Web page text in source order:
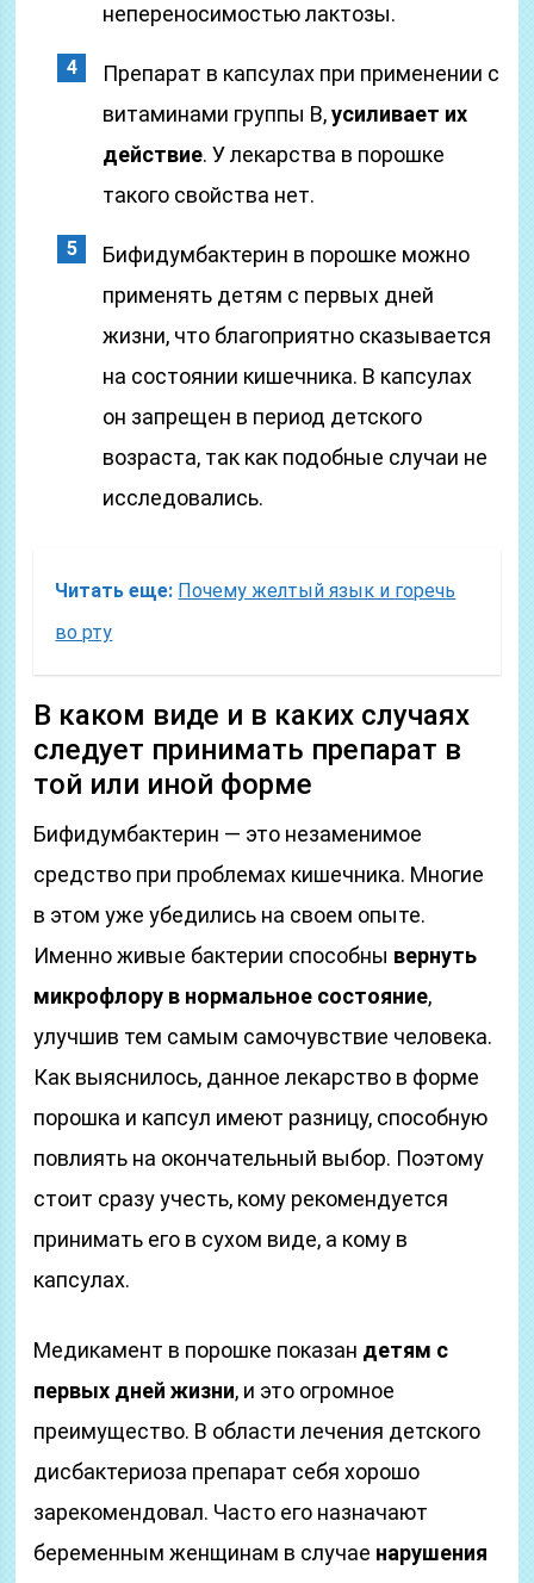
непереносимостью лактозы.
Препарат в капсулах при применении с
витаминами группы В,усиливает их
действие. У лекарства в порошке
такого свойства нет.
Бифидумбактерин в порошке можно
применять детям с первых дней
жизни, что благоприятно сказывается
на состоянии кишечника. В капсулах
он запрещен в период детского
возраста, так как подобные случаи не
исследовались.
Читать еще: Почему желтый язык и горечь
во рту
В каком виде и в каких случаях
следует принимать препарат в
той или иной форме
Бифидумбактерин — это незаменимое
средство при проблемах кишечника. Многие
в этом уже убедились на своем опыте.
Именно живые бактерии способны вернуть
микрофлору в нормальное состояние,
улучшив тем самым самочувствие человека.
Как выяснилось, данное лекарство в форме
порошка и капсул имеют разницу, способную
повлиять на окончательный выбор. Поэтому
стоит сразу учесть, кому рекомендуется
принимать его в сухом виде, а кому в
капсулах.
Медикамент в порошке показан детям с
первых дней жизни, и это огромное
преимущество. В области лечения детского
дисбактериоза препарат себя хорошо
зарекомендовал. Часто его назначают
беременным женщинам в случае нарушения